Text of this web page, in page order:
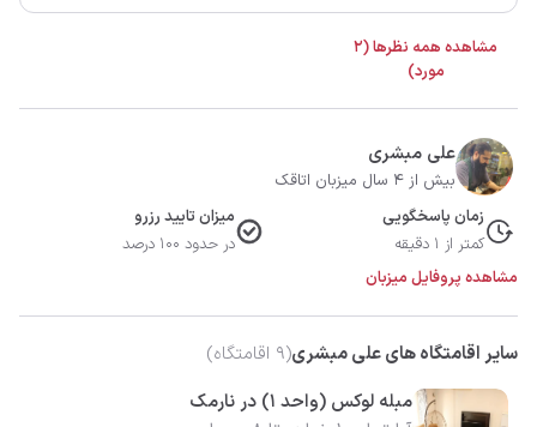
مشاهده همه نظرها (2
مورد)
علی مبشری
بیش از 4 سال میزبان اتاقک
زمان پاسخگویی
کمتر از 1 دقیقه
میزان تایید رزرو
در حدود 100 درصد
مشاهده پروفایل میزبان
سایر اقامتگاه های علی مبشری(
9 اقامتگاه)
مبله لوکس (واحد ۱) در نارمک